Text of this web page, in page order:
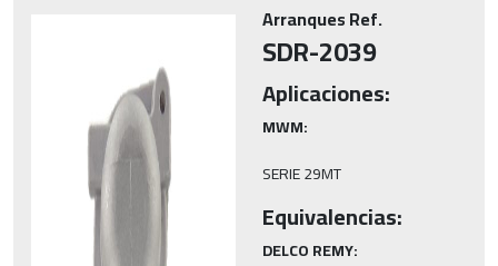
Arranques Ref.
SDR-2039
Aplicaciones:
MWM:
SERIE 29MT
Equivalencias:
DELCO REMY: